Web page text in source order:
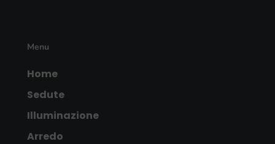
Menu
Home
Sedute
Illuminazione
Arredo